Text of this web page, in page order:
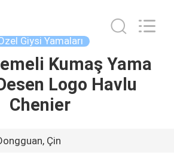
Giysi Yamaları
Kumaş Yama
Logo Havlu
Chenier
Çin